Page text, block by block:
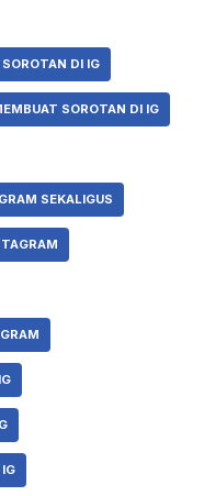
DI IG
SOROTAN DI IG
SEKALIGUS